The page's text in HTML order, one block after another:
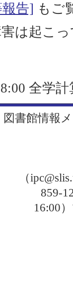
告] もご
は起こ
全学
図書館情報
（
859-
16:00